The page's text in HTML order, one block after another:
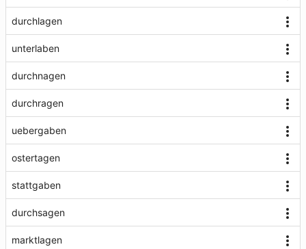
durchlagen
unterlaben
durchnagen
durchragen
uebergaben
ostertagen
stattgaben
durchsagen
marktlagen